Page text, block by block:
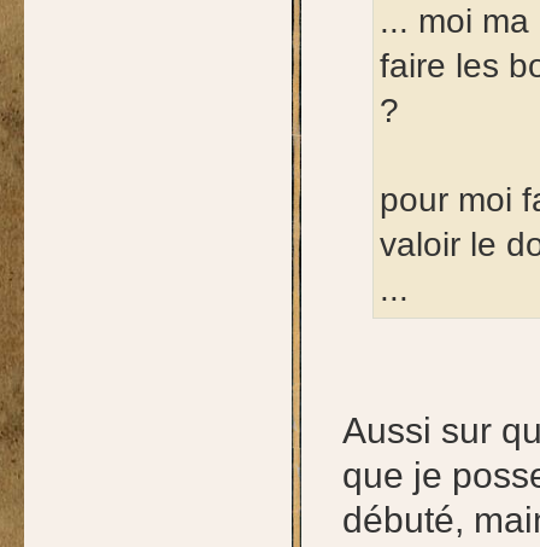
... moi
faire les
?
pour moi
valoir le
...
Aussi sur
que je
débuté,